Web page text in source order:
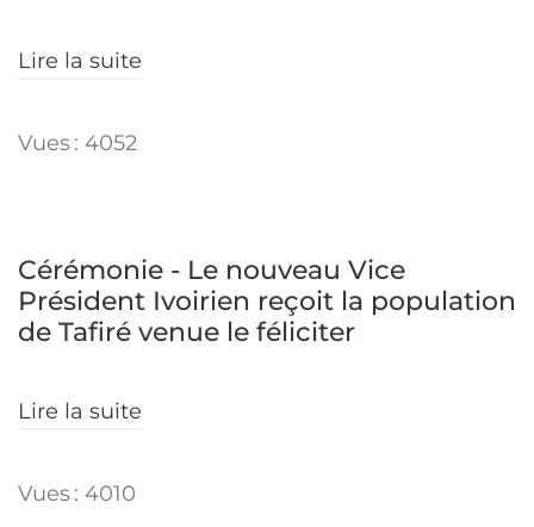
Lire la suite
Vues : 4052
Cérémonie - Le nouveau Vice
Président Ivoirien reçoit la population
de Tafiré venue le féliciter
Lire la suite
Vues : 4010